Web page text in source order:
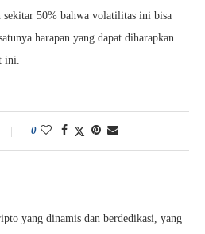
sekitar 50% bahwa volatilitas ini bisa
harapan yang dapat diharapkan
ini.
0
yang dinamis dan berdedikasi, yang